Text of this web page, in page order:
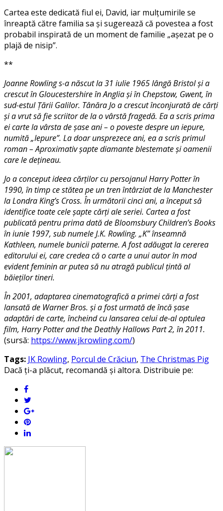
Cartea este dedicată fiul ei, David, iar mulțumirile se
înreaptă către familia sa și sugerează că povestea a fost
probabil inspirată de un moment de familie „așezat pe o
plajă de nisip”.
**
Joanne Rowling s-a născut la 31 iulie 1965 lângă Bristol și a
crescut în Gloucestershire în Anglia și în Chepstow, Gwent, în
sud-estul Țării Galilor. Tânăra Jo a crescut înconjurată de cărți
și a vrut să fie scriitor de la o vârstă fragedă. Ea a scris prima
ei carte la vârsta de șase ani – o poveste despre un iepure,
numită „Iepure”. La doar unsprezece ani, ea a scris primul
roman – Aproximativ șapte diamante blestemate și oamenii
care le dețineau.
Jo a conceput ideea cărților cu persojanul Harry Potter în
1990, în timp ce stătea pe un tren întârziat de la Manchester
la Londra King’s Cross. În următorii cinci ani, a început să
identifice toate cele șapte cărți ale seriei. Cartea a fost
publicată pentru prima dată de Bloomsbury Children’s Books
în iunie 1997, sub numele J.K. Rowling. „K” înseamnă
Kathleen, numele bunicii paterne. A fost adăugat la cererea
editorului ei, care credea că o carte a unui autor în mod
evident feminin ar putea să nu atragă publicul țintă al
băieților tineri.
În 2001, adaptarea cinematografică a primei cărți a fost
lansată de Warner Bros. și a fost urmată de încă șase
adaptări de carte, încheind cu lansarea celui de-al optulea
film, Harry Potter and the Deathly Hallows Part 2, în 2011.
(sursă: https://www.jkrowling.com/)
Tags: JK Rowling, Porcul de Crăciun, The Christmas Pig
Dacă ți-a plăcut, recomandă și altora. Distribuie pe: